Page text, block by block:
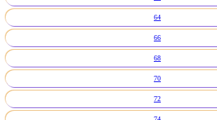
64
66
68
70
72